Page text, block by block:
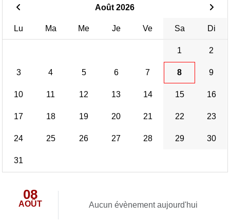
Août 2026
Lu Ma Me Je Ve Sa Di
1 2
3 4 5 6 7 8 9
10 11 12 13 14 15 16
17 18 19 20 21 22 23
24 25 26 27 28 29 30
31
08
AOÛT Aucun évènement aujourd'hui